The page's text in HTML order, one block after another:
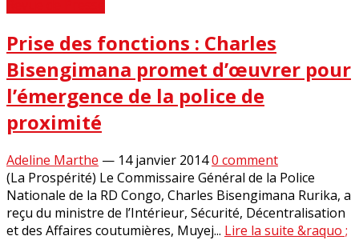
Prise des fonctions : Charles
Bisengimana promet d’œuvrer pour
l’émergence de la police de
proximité
Adeline Marthe — 14 janvier 20140 comment
(La Prospérité) Le Commissaire Général de la Police
Nationale de la RD Congo, Charles Bisengimana Rurika, a
reçu du ministre de l’Intérieur, Sécurité, Décentralisation
et des Affaires coutumières, Muyej... Lire la suite &raquo ;